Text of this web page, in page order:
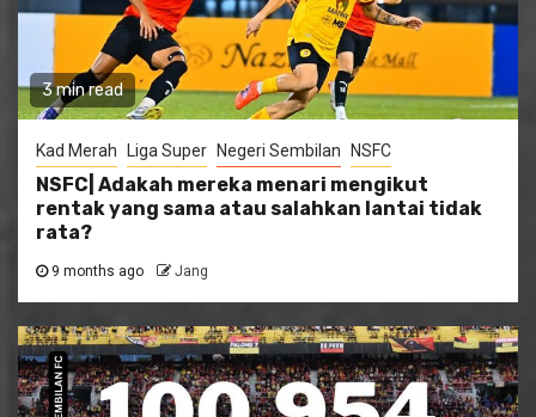
3 min read
Kad Merah Liga Super Negeri Sembilan NSFC
NSFC| Adakah mereka menari mengikut
rentak yang sama atau salahkan lantai tidak
rata?
9 months ago Jang